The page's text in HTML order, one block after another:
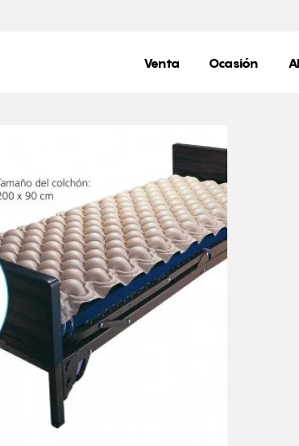
Venta Ocasión